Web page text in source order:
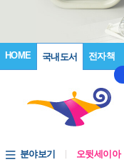
HOME 국내도서 전자책
분야보기 오뒷세이아